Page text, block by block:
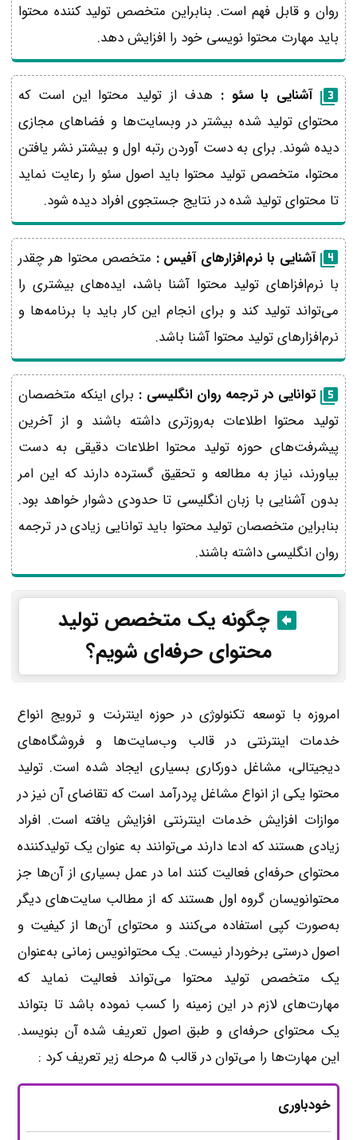
روان و قابل فهم است. بنابراین متخصص تولید کننده محتوا
باید مهارت محتوا نویسی خود را افزایش دهد.
آشنایی با سئو : هدف از تولید محتوا این است که
محتوای تولید شده بیشتر در وبسایت‌ها و فضاهای مجازی
دیده شوند. برای به دست آوردن رتبه اول و بیشتر نشر یافتن
محتوا، متخصص تولید محتوا باید اصول سئو را رعایت نماید
تا محتوای تولید شده در نتایج جستجوی افراد دیده شود.
آشنایی با نرم‌افزارهای آفیس : متخصص محتوا هر چقدر
با نرم‌افزاهای تولید محتوا آشنا باشد، ایده‌های بیشتری را
می‌تواند تولید کند و برای انجام این کار باید با برنامه‌ها و
نرم‌افزارهای تولید محتوا آشنا باشد.
توانایی در ترجمه روان انگلیسی : برای اینکه متخصصان
تولید محتوا اطلاعات به‌روزتری داشته باشند و از آخرین
پیشرفت‌های حوزه تولید محتوا اطلاعات دقیقی به دست
بیاورند، نیاز به مطالعه و تحقیق گسترده دارند که این امر
بدون آشنایی با زبان انگلیسی تا حدودی دشوار خواهد بود.
بنابراین متخصصان تولید محتوا باید توانایی زیادی در ترجمه
روان انگلیسی داشته باشند.
چگونه یک متخصص تولید
محتوای حرفه‌ای شویم؟
امروزه با توسعه تکنولوژی در حوزه اینترنت و ترویج انواع
خدمات اینترنتی در قالب وب‌سایت‌ها و فروشگاه‌های
دیجیتالی، مشاغل دورکاری بسیاری ایجاد شده است. تولید
محتوا یکی از انواع مشاغل پردرآمد است که تقاضای آن نیز در
موازات افزایش خدمات اینترنتی افزایش یافته است. افراد
زیادی هستند که ادعا دارند می‌توانند به عنوان یک تولید‌کننده
محتوای حرفه‌ای فعالیت کنند اما در عمل بسیاری از آن‌ها جز
محتوانویسان گروه اول هستند که از مطالب ‌سایت‌های دیگر
به‌صورت کپی استفاده می‌کنند و محتوای آن‌ها از کیفیت و
اصول درستی برخوردار نیست. یک محتوانویس زمانی به‌عنوان
یک متخصص تولید محتوا می‌تواند فعالیت نماید که
مهارت‌های لازم در این زمینه را کسب نموده باشد تا بتواند
یک محتوای حرفه‌ای و طبق اصول تعریف شده آن بنویسد.
این مهارت‌ها را می‌توان در قالب 5 مرحله زیر تعریف کرد :
خودباوری